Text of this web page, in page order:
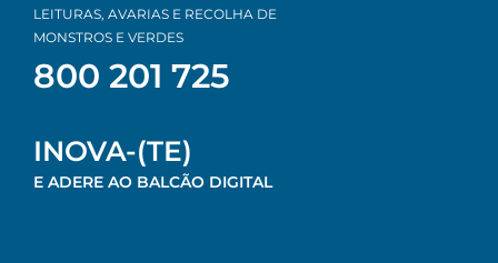
LEITURAS, AVARIAS E RECOLHA DE
MONSTROS E VERDES
800 201 725
INOVA-(TE)
E ADERE AO BALCÃO DIGITAL